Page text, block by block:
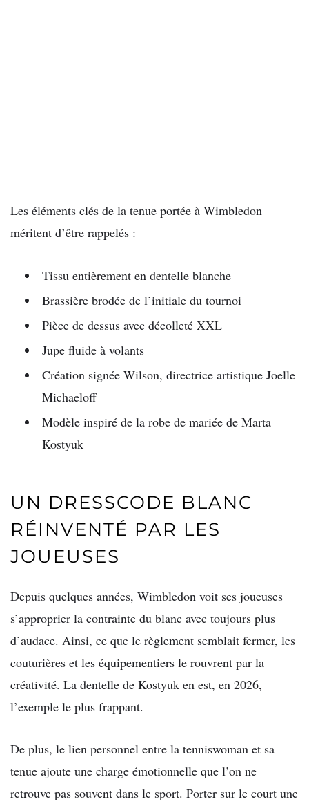
Les éléments clés de la tenue portée à Wimbledon
méritent d’être rappelés :
Tissu entièrement en dentelle blanche
Brassière brodée de l’initiale du tournoi
Pièce de dessus avec décolleté XXL
Jupe fluide à volants
Création signée Wilson, directrice artistique Joelle
Michaeloff
Modèle inspiré de la robe de mariée de Marta
Kostyuk
UN DRESSCODE BLANC
RÉINVENTÉ PAR LES
JOUEUSES
Depuis quelques années, Wimbledon voit ses joueuses
s’approprier la contrainte du blanc avec toujours plus
d’audace. Ainsi, ce que le règlement semblait fermer, les
couturières et les équipementiers le rouvrent par la
créativité. La dentelle de Kostyuk en est, en 2026,
l’exemple le plus frappant.
De plus, le lien personnel entre la tenniswoman et sa
tenue ajoute une charge émotionnelle que l’on ne
retrouve pas souvent dans le sport. Porter sur le court une